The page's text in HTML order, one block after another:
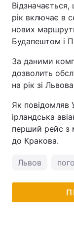
рік включає в
нових
Будапештом і
За даними
дозволить
на рік зі
Як повідомляв
ірландська
перший рейс з
до Кракова.
Львов